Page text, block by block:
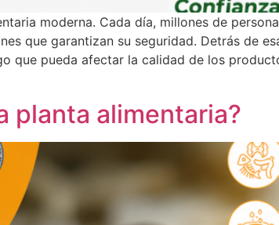
moderna. Cada día, millones de
que garantizan su seguridad. Detrás de
que pueda afectar la calidad de los
planta alimentaria?